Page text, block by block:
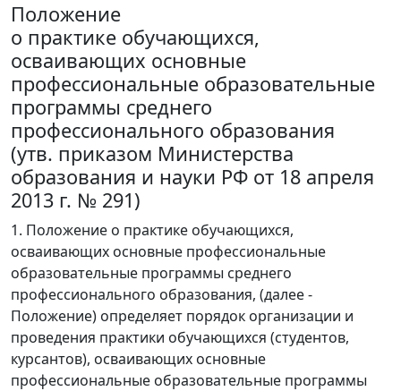
Положение
о практике обучающихся,
осваивающих основные
профессиональные образовательные
программы среднего
профессионального образования
(утв. приказом Министерства
образования и науки РФ от 18 апреля
2013 г. № 291)
1. Положение о практике обучающихся,
осваивающих основные профессиональные
образовательные программы среднего
профессионального образования, (далее -
Положение) определяет порядок организации и
проведения практики обучающихся (студентов,
курсантов), осваивающих основные
профессиональные образовательные программы